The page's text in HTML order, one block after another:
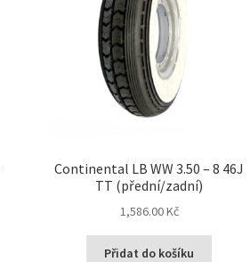
Continental LB WW 3.50 – 8 46J
TT (přední/zadní)
1,586.00 Kč
Přidat do košíku